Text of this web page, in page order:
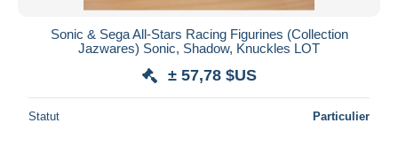
Sonic & Sega All-Stars Racing Figurines (Collection
Jazwares) Sonic, Shadow, Knuckles LOT
± 57,78 $US
Statut Particulier